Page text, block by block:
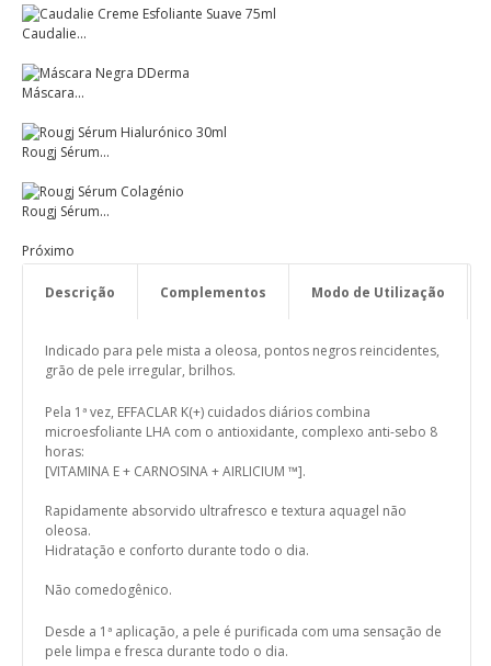
Caudalie...
Máscara...
Rougj Sérum...
Rougj Sérum...
Próximo
Descrição Complementos Modo de Utilização
Indicado para pele mista a oleosa, pontos negros reincidentes,
grão de pele irregular, brilhos.
Pela 1ª vez, EFFACLAR K(+) cuidados diários combina
microesfoliante LHA com o antioxidante, complexo anti-sebo 8
horas:
[VITAMINA E + CARNOSINA + AIRLICIUM ™].
Rapidamente absorvido ultrafresco e textura aquagel não
oleosa.
Hidratação e conforto durante todo o dia.
Não comedogênico.
Desde a 1ª aplicação, a pele é purificada com uma sensação de
pele limpa e fresca durante todo o dia.